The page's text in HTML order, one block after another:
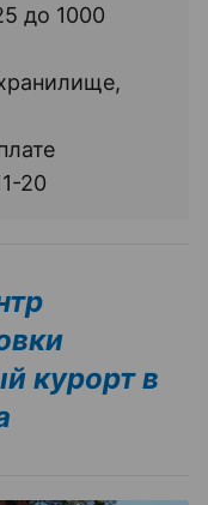
до 1000
20
курорт в